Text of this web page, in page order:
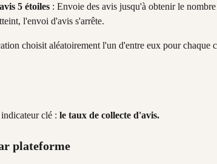
5 étoiles : Envoie des avis jusqu'à obtenir le
l'envoi d'avis s'arrête.
choisit aléatoirement l'un d'entre eux pour chaque
clé : le taux de collecte d'avis.
plateforme